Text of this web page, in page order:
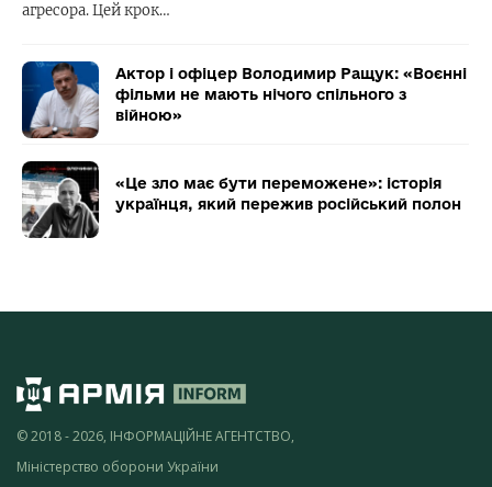
агресора. Цей крок…
Актор і офіцер Володимир Ращук: «Воєнні
фільми не мають нічого спільного з
війною»
«Це зло має бути переможене»: історія
українця, який пережив російський полон
© 2018 - 2026, ІНФОРМАЦІЙНЕ АГЕНТСТВО,
Міністерство оборони України